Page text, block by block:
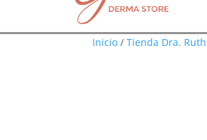
Inicio / Tienda Dra. Ruth